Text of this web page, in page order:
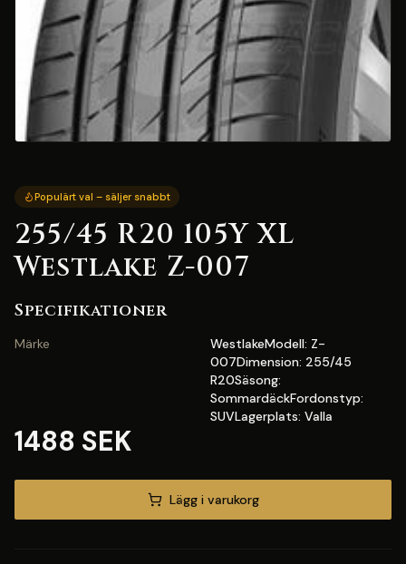
Populärt val – säljer snabbt
255/45 R20 105Y XL
Westlake Z-007
Specifikationer
Märke
WestlakeModell: Z-
007Dimension: 255/45
R20Säsong:
SommardäckFordonstyp:
SUVLagerplats: Valla
1488 SEK
Lägg i varukorg